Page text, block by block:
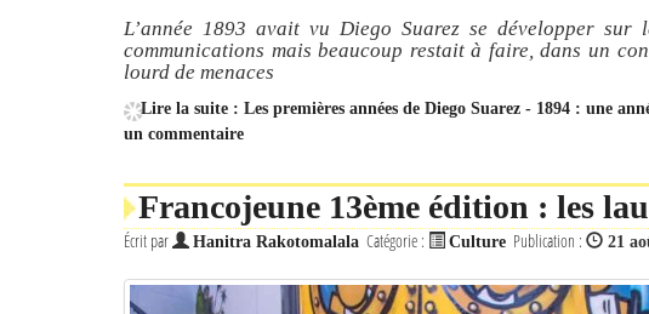
L’année 1893 avait vu Diego Suarez se développer sur
communications mais beaucoup restait à faire, dans un
lourd de menaces
Lire la suite : Les premières années de Diego Suarez - 1894 : une
un commentaire
Francojeune 13ème édition : les
Écrit par Hanitra Rakotomalala Catégorie : Culture Publication : 21